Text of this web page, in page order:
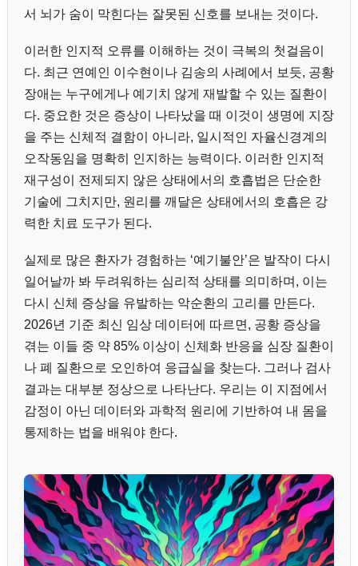
서 뇌가 숨이 막힌다는 잘못된 신호를 보내는 것이다.
이러한 인지적 오류를 이해하는 것이 극복의 첫걸음이
다. 최근 연예인 이수현이나 김송의 사례에서 보듯, 공황
장애는 누구에게나 예기치 않게 재발할 수 있는 질환이
다. 중요한 것은 증상이 나타났을 때 이것이 생명에 지장
을 주는 신체적 결함이 아니라, 일시적인 자율신경계의
오작동임을 명확히 인지하는 능력이다. 이러한 인지적
재구성이 전제되지 않은 상태에서의 호흡법은 단순한
기술에 그치지만, 원리를 깨달은 상태에서의 호흡은 강
력한 치료 도구가 된다.
실제로 많은 환자가 경험하는 ‘예기불안’은 발작이 다시
일어날까 봐 두려워하는 심리적 상태를 의미하며, 이는
다시 신체 증상을 유발하는 악순환의 고리를 만든다.
2026년 기준 최신 임상 데이터에 따르면, 공황 증상을
겪는 이들 중 약 85% 이상이 신체화 반응을 심장 질환이
나 폐 질환으로 오인하여 응급실을 찾는다. 그러나 검사
결과는 대부분 정상으로 나타난다. 우리는 이 지점에서
감정이 아닌 데이터와 과학적 원리에 기반하여 내 몸을
통제하는 법을 배워야 한다.